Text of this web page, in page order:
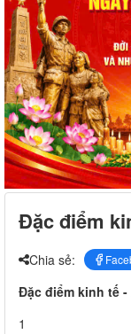
Đặc điểm
Chia sẻ:
Đặc điểm kinh tế -
1